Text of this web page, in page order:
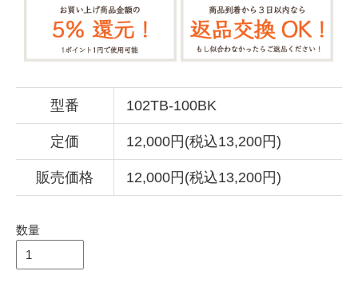
型番 102TB-100BK
定価 12,000円(税込13,200円)
販売価格 12,000円(税込13,200円)
数量